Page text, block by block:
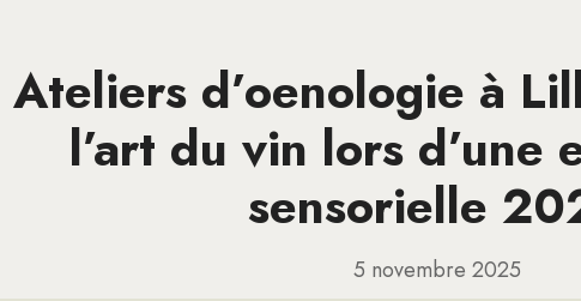
Ateliers d’oenologie à
l’art du vin lors d’une
sensorielle
5 novembre 2025